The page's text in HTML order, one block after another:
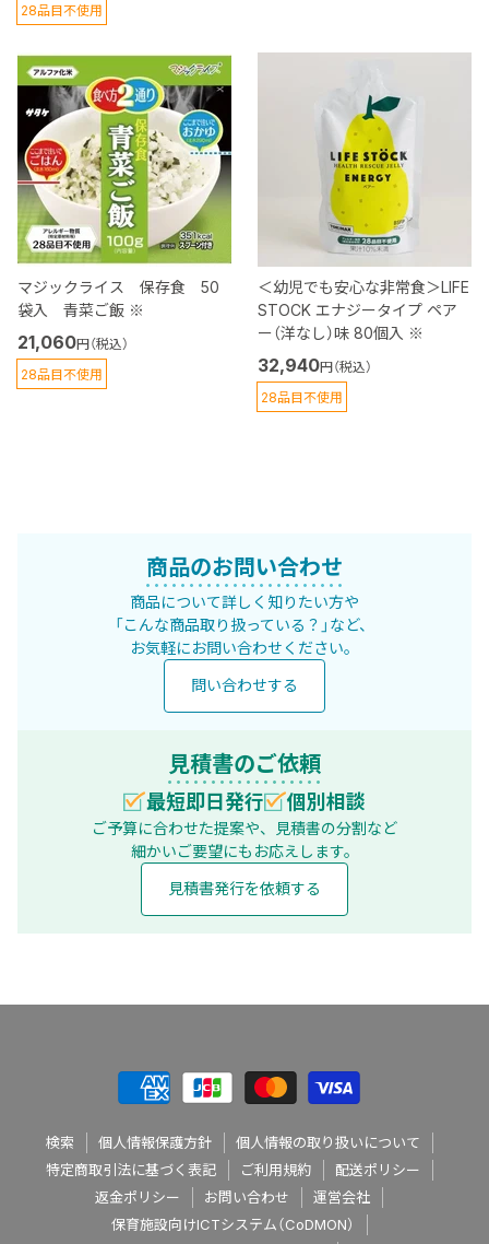
28品目不使用
マジックライス 保存食 50
袋入 青菜ご飯 ※
21,060円（税込）
28品目不使用
＜幼児でも安心な非常食＞LIFE
STOCK エナジータイプ ペア
ー（洋なし）味 80個入 ※
32,940円（税込）
28品目不使用
見積書のご依頼
最短即日発行 個別相談
ご予算に合わせた提案や、見積書の分割など
細かいご要望にもお応えします。
見積書発行を依頼する
商品のお問い合わせ
商品について詳しく知りたい方や
「こんな商品取り扱っている？」など、
お気軽にお問い合わせください。
問い合わせする
検索 個人情報保護方針
個人情報の取り扱いについて
特定商取引法に基づく表記
ご利用規約
配送ポリシー
返金ポリシー
お問い合わせ
運営会社
保育施設向けICTシステム（CoDMON）